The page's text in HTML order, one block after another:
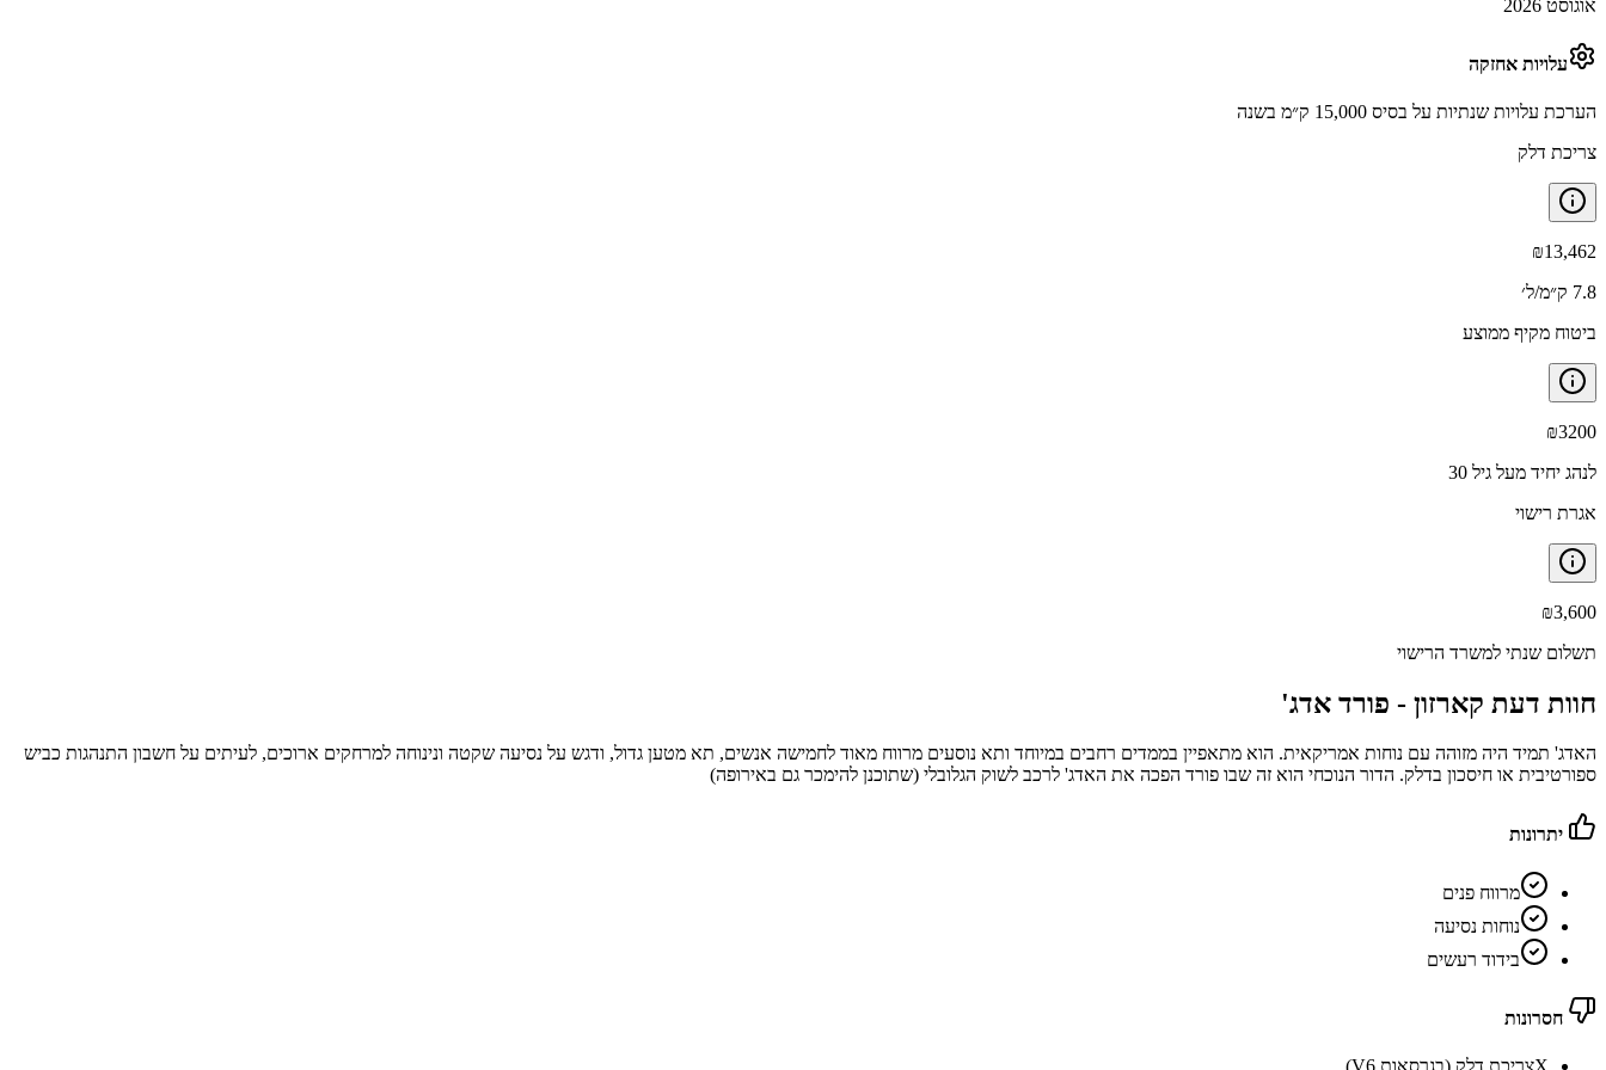
אוגוסט 2026
עלויות אחזקה
הערכת עלויות שנתיות על בסיס 15,000 ק״מ בשנה
צריכת דלק
₪13,462
7.8 ק״מ/ל׳
ביטוח מקיף ממוצע
₪3200
לנהג יחיד מעל גיל 30
אגרת רישוי
₪3,600
תשלום שנתי למשרד הרישוי
חוות דעת קארזון - פורד אדג'
האדג' תמיד היה מזוהה עם נוחות אמריקאית. הוא מתאפיין בממדים רחבים במיוחד ותא נוסעים מרווח מאוד לחמישה אנשים, תא מטען גדול, ודגש על נסיעה שקטה ונינוחה למרחקים ארוכים, לעיתים על חשבון התנהגות כביש
ספורטיבית או חיסכון בדלק. הדור הנוכחי הוא זה שבו פורד הפכה את האדג' לרכב לשוק הגלובלי (שתוכנן להימכר גם באירופה)
יתרונות
מרווח פנים
נוחות נסיעה
בידוד רעשים
חסרונות
Xצריכת דלק (בגרסאות V6)